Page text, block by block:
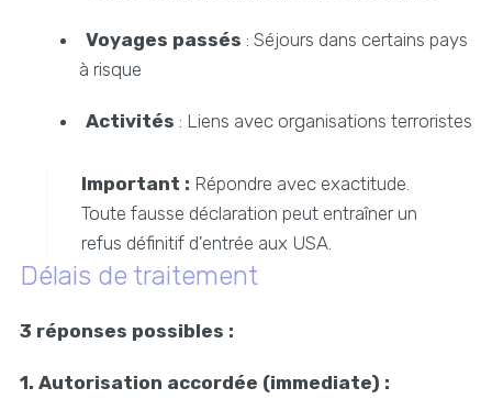
Voyages passés : Séjours dans certains pays
à risque
Activités : Liens avec organisations terroristes
Important : Répondre avec exactitude.
Toute fausse déclaration peut entraîner un
refus définitif d'entrée aux USA.
Délais de traitement
3 réponses possibles :
1. Autorisation accordée (immediate) :